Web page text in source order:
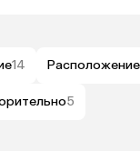
14 Расположение
5